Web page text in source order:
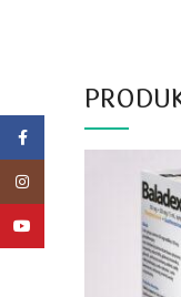
Facebook